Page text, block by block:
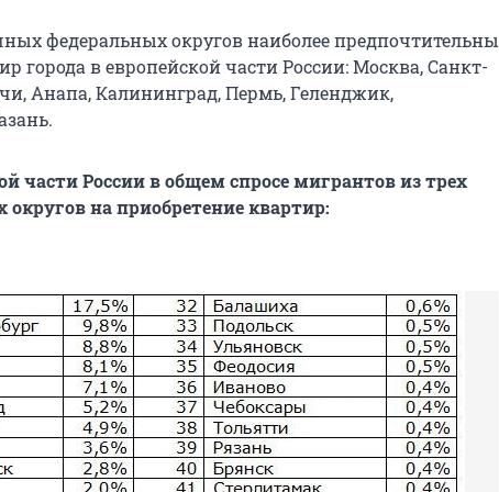
федеральных округов наиболее предпочтительны
города в европейской части России: Москва, Санкт-
Анапа, Калининград, Пермь, Геленджик,
части России в общем спросе мигрантов из трех
на приобретение квартир: